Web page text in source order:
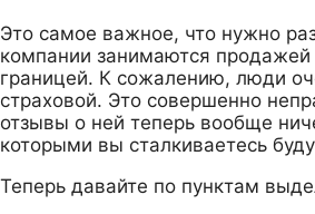
Это самое важное, что нужно
компании занимаются продажей
границей. К сожалению, люди
страховой. Это совершенно
отзывы о ней теперь вообще
которыми вы сталкиваетесь
Теперь давайте по пунктам